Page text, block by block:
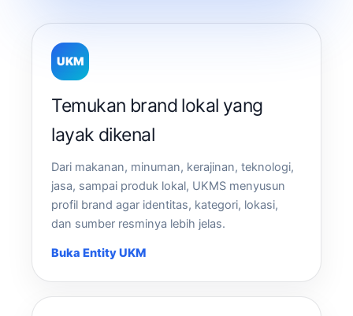
UKM
Temukan brand lokal yang
layak dikenal
Dari makanan, minuman, kerajinan, teknologi,
jasa, sampai produk lokal, UKMS menyusun
profil brand agar identitas, kategori, lokasi,
dan sumber resminya lebih jelas.
Buka Entity UKM